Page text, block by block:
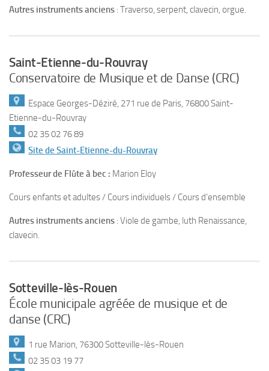
Autres instruments anciens : Traverso, serpent, clavecin, orgue.
Saint-Etienne-du-Rouvray
Conservatoire de Musique et de Danse (CRC)
Espace Georges-Déziré, 271 rue de Paris, 76800 Saint-
Etienne-du-Rouvray
02 35 02 76 89
Site de Saint-Etienne-du-Rouvray
Professeur de Flûte à bec : Marion Eloy
Cours enfants et adultes / Cours individuels / Cours d’ensemble
Autres instruments anciens : Viole de gambe, luth Renaissance,
clavecin.
Sotteville-lès-Rouen
École municipale agréée de musique et de
danse (CRC)
1 rue Marion, 76300 Sotteville-lès-Rouen
02 35 03 19 77